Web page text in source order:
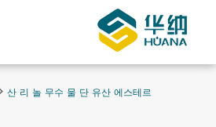
산 리 놀 무수 물 단 유산 에스테르